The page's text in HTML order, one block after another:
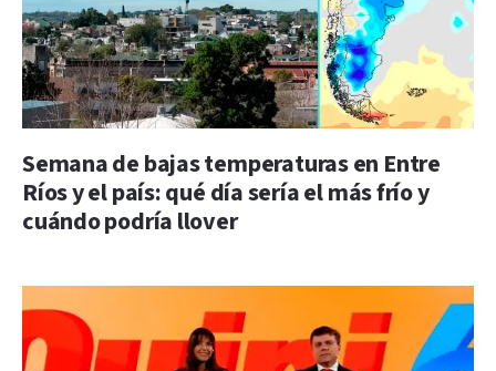
Semana de bajas temperaturas en Entre
Ríos y el país: qué día sería el más frío y
cuándo podría llover